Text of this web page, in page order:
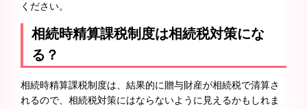
ください。
相続時精算課税制度は相続税対策にな
る？
相続時精算課税制度は、結果的に贈与財産が相続税で清算さ
れるので、相続税対策にはならないように見えるかもしれま